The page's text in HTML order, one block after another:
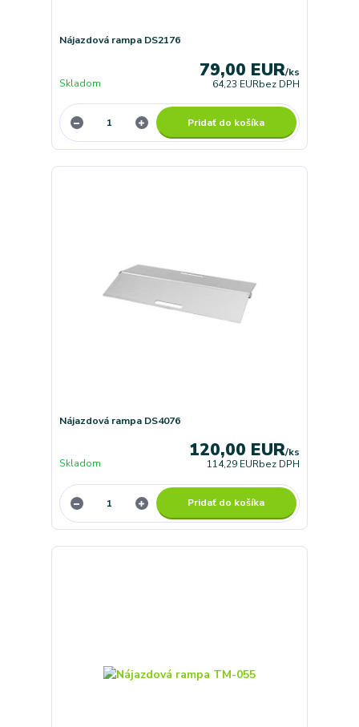
Nájazdová rampa DS2176
79,00 EUR/ks
64,23 EURbez DPH
Skladom
Pridať do košíka
Nájazdová rampa DS4076
120,00 EUR/ks
114,29 EURbez DPH
Skladom
Pridať do košíka